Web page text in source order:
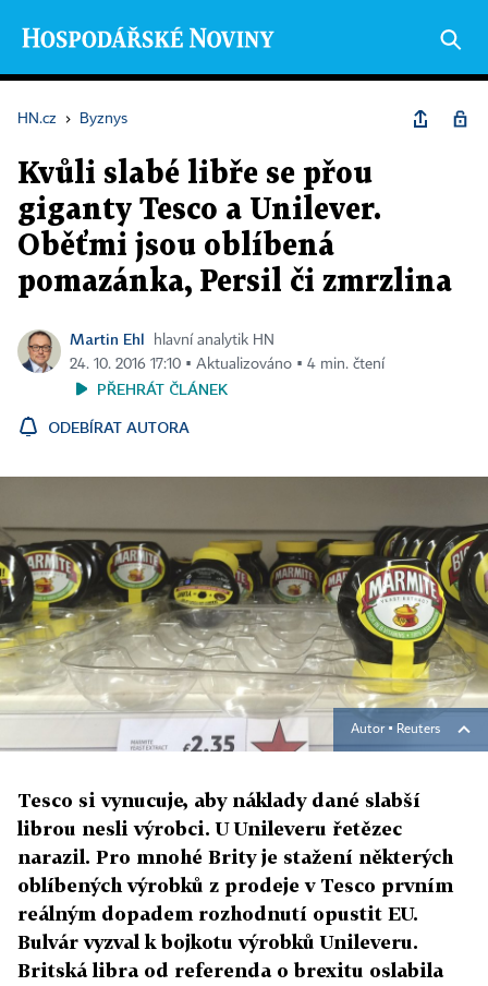
HN.cz › Byznys
Kvůli slabé libře se přou
giganty Tesco a Unilever.
Oběťmi jsou oblíbená
pomazánka, Persil či zmrzlina
Martin Ehl
hlavní analytik HN
24. 10. 2016 17:10 ▪ Aktualizováno ▪ 4 min. čtení
PŘEHRÁT ČLÁNEK
ODEBÍRAT AUTORA
Autor ▪ Reuters
Tesco si vynucuje, aby náklady dané slabší
librou nesli výrobci. U Unileveru řetězec
narazil. Pro mnohé Brity je stažení některých
oblíbených výrobků z prodeje v Tesco prvním
reálným dopadem rozhodnutí opustit EU.
Bulvár vyzval k bojkotu výrobků Unileveru.
Britská libra od referenda o brexitu oslabila